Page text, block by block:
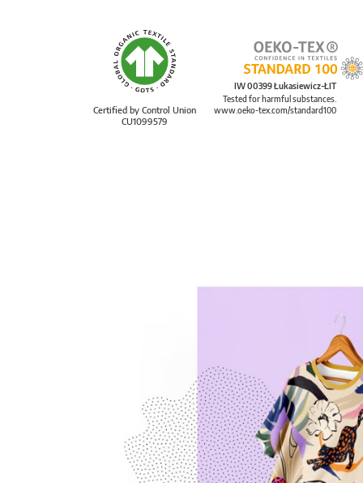
Certified by Control Union
CU1099579
IW 00399 Łukasiewicz-ŁIT
Tested for harmful substances.
www.oeko-tex.com/standard100